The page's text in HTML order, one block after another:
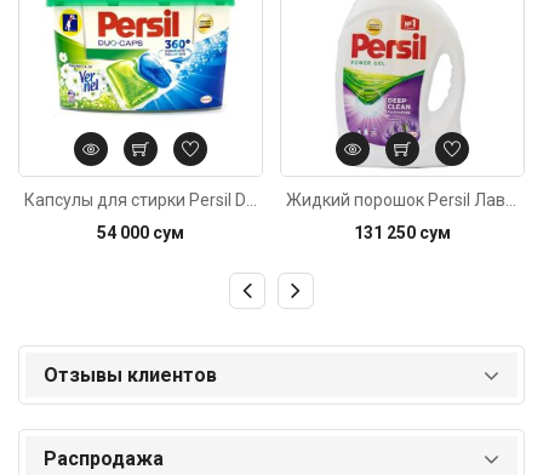
54 000 сум
131 250 сум
Отзывы клиентов
Распродажа